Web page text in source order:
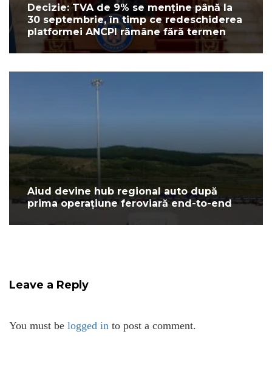
Decizie: TVA de 9% se menține până la
30 septembrie, în timp ce redeschiderea
platformei ANCPI rămâne fără termen
Aiud devine hub regional auto după
prima operațiune feroviară end-to-end
Leave a Reply
You must be logged in to post a comment.